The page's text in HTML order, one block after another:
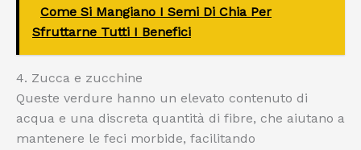
Come Si Mangiano I Semi Di Chia Per
Sfruttarne Tutti I Benefici
4. Zucca e zucchine
Queste verdure hanno un elevato contenuto di
acqua e una discreta quantità di fibre, che aiutano a
mantenere le feci morbide, facilitando